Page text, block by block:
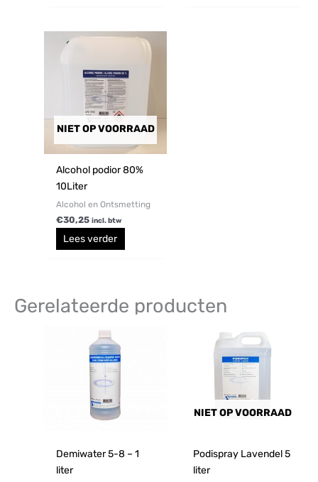
NIET OP VOORRAAD
Alcohol podior 80%
10Liter
Alcohol en Ontsmetting
€30,25 incl. btw
Lees verder
Gerelateerde producten
Demiwater 5-8 – 1
liter
NIET OP VOORRAAD
Podispray Lavendel 5
liter